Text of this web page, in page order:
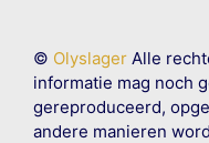
© OlyslagerAlle
informatie mag noch
gereproduceerd,
andere manieren